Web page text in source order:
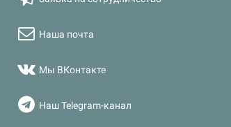
Наша почта
Мы ВКонтакте
Наш Telegram-канал